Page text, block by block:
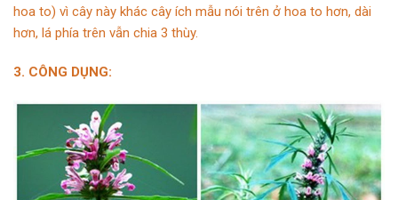
hoa to) vì cây này khác cây ích mẫu nói trên ở hoa to hơn, dài
hơn, lá phía trên vẫn chia 3 thùy.
3. CÔNG DỤNG: